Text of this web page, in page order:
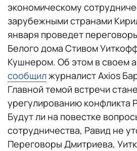
экономическому
зарубежными странами
января проведет
Белого дома Стивом
Кушнером. Об этом в своем
сообщилжурналист Axios
Главной темой встречи
урегулированию конфликта
Будут ли на повестке
сотрудничества, Равид не
Переговоры Дмитриева,